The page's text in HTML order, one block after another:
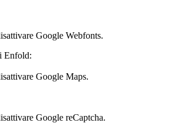
Google Webfonts.
Enfold:
Google Maps.
Google reCaptcha.